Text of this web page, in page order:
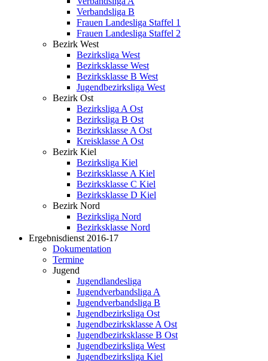
Verbandsliga B
Frauen Landesliga Staffel 1
Frauen Landesliga Staffel 2
Bezirk West
Bezirksliga West
Bezirksklasse West
Bezirksklasse B West
Jugendbezirksliga West
Bezirk Ost
Bezirksliga A Ost
Bezirksliga B Ost
Bezirksklasse A Ost
Kreisklasse A Ost
Bezirk Kiel
Bezirksliga Kiel
Bezirksklasse A Kiel
Bezirksklasse C Kiel
Bezirksklasse D Kiel
Bezirk Nord
Bezirksliga Nord
Bezirksklasse Nord
Ergebnisdienst 2016-17
Dokumentation
Termine
Jugend
Jugendlandesliga
Jugendverbandsliga A
Jugendverbandsliga B
Jugendbezirksliga Ost
Jugendbezirksklasse A Ost
Jugendbezirksklasse B Ost
Jugendbezirksliga West
Jugendbezirksliga Kiel